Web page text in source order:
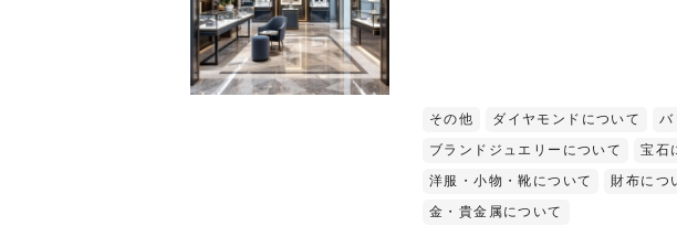
その他 ダイヤモンドについて
バ
ブランドジュエリーについて
宝石
洋服・小物・靴について
財布につ
金・貴金属について